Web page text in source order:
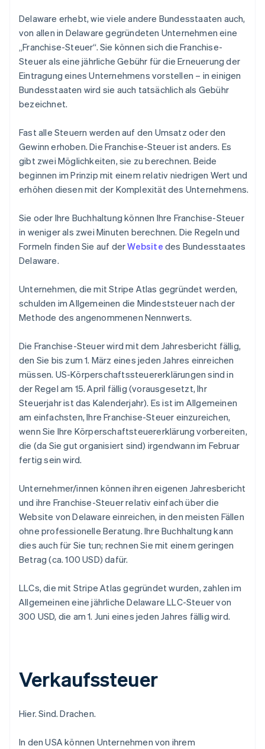
Delaware erhebt, wie viele andere Bundesstaaten auch,
von allen in Delaware gegründeten Unternehmen eine
„Franchise-Steuer“. Sie können sich die Franchise-
Steuer als eine jährliche Gebühr für die Erneuerung der
Eintragung eines Unternehmens vorstellen – in einigen
Bundesstaaten wird sie auch tatsächlich als Gebühr
bezeichnet.
Fast alle Steuern werden auf den Umsatz oder den
Gewinn erhoben.Die Franchise-Steuer ist anders. Es
gibt zwei Möglichkeiten, sie zu berechnen. Beide
beginnen im Prinzip mit einem relativ niedrigen Wert und
erhöhen diesen mit der Komplexität des Unternehmens.
Sie oder Ihre Buchhaltung können Ihre Franchise-Steuer
in weniger als zwei Minuten berechnen. Die Regeln und
Formeln finden Sie auf derWebsite des Bundesstaates
Delaware.
Unternehmen, die mit Stripe Atlas gegründet werden,
schulden im Allgemeinen die Mindeststeuer nach der
Methode des angenommenen Nennwerts.
Die Franchise-Steuer wird mit dem Jahresbericht fällig,
den Sie bis zum 1. März eines jeden Jahres einreichen
müssen. US-Körperschaftssteuererklärungen sind in
der Regel am 15. April fällig (vorausgesetzt, Ihr
Steuerjahr ist das Kalenderjahr). Es ist im Allgemeinen
am einfachsten, Ihre Franchise-Steuer einzureichen,
wenn Sie Ihre Körperschaftsteuererklärung vorbereiten,
die (da Sie gut organisiert sind) irgendwann im Februar
fertig sein wird.
Unternehmer/innen können ihren eigenen Jahresbericht
und ihre Franchise-Steuer relativ einfach über die
Website von Delaware einreichen, in den meisten Fällen
ohne professionelle Beratung. Ihre Buchhaltung kann
dies auch für Sie tun; rechnen Sie mit einem geringen
Betrag (ca. 100 USD) dafür.
LLCs, die mit Stripe Atlas gegründet wurden, zahlen im
Allgemeinen eine jährliche Delaware LLC-Steuer von
300 USD, die am 1. Juni eines jeden Jahres fällig wird.
Verkaufssteuer
Hier. Sind. Drachen.
In den USA können Unternehmen von ihrem